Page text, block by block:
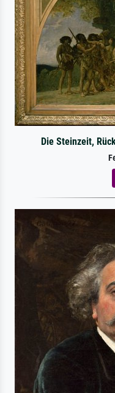
Die Steinzeit,